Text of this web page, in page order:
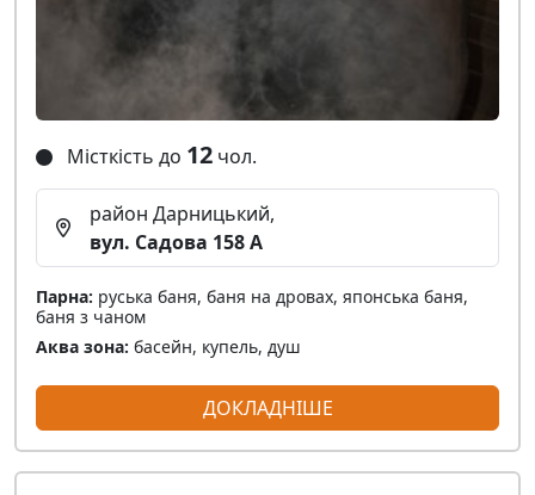
Місткість до 12 чол.
район Дарницький,
вул. Садова 158 А
Парна: руська баня, баня на дровах, японська баня,
баня з чаном
Аква зона: басейн, купель, душ
ДОКЛАДНІШЕ